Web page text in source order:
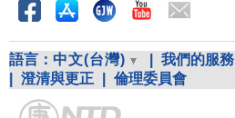
語言： 中文(台灣) 我們的服務
澄清與更正 倫理委員會